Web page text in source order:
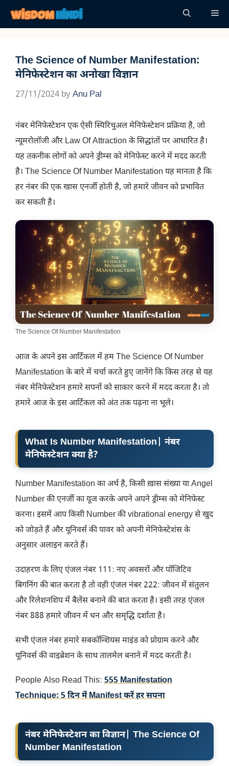
content
The Science of Number Manifestation:
मेनिफेस्टेशन का अनोखा विज्ञान
27/11/2024 byAnu Pal
नंबर मेनिफेस्टेशन एक ऐसी स्पिरिचुअल मेनिफेस्टेशन प्रक्रिया है, जो
न्यूमरोलॉजी और Law Of Attraction के सिद्धांतों पर आधारित है।
यह तकनीक लोगों को अपने ड्रीम्स को मेनिफेस्ट करने में मदद करती
है। The Science Of Number Manifestation यह मानता है कि
हर नंबर की एक खास एनर्जी होती है, जो हमारे जीवन को प्रभावित
कर सकती है।
The Science Of Number Manifestation
आज के अपने इस आर्टिकल में हम The Science Of Number
Manifestation के बारे में चर्चा करते हुए जानेंगे कि किस तरह से यह
नंबर मेनिफेस्टेशन हमारे सपनों को साकार करने में मदद करता है। तो
हमारे आज के इस आर्टिकल को अंत तक पढ़ना ना भूले।
What Is Number Manifestation| नंबर
मेनिफेस्टेशन क्या है?
Number Manifestation का अर्थ है, किसी ख़ास संख्या या Angel
Number की एनर्जी का यूज करके अपने अपने ड्रीम्स को मेनिफेस्ट
करना। इसमें आप किसी Number की vibrational energy से खुद
को जोड़ते हैं और यूनिवर्स की पावर को अपनी मेनिफेस्टेशंस के
अनुसार अलाइन करते हैं।
उदाहरण के लिए एंजल नंबर 111: नए अवसरों और पॉजिटिव
बिगनिंग की बात करता है तो वही एंजल नंबर 222: जीवन में संतुलन
और रिलेशनशिप में बैलेंस बनाने की बात करता है। इसी तरह एंजल
नंबर 888 हमारे जीवन में धन और समृद्धि दर्शाता है।
सभी एंजल नंबर हमारे सबकॉन्शियस माइंड को प्रोग्राम करने और
यूनिवर्स की वाइब्रेशन के साथ तालमेल बनाने में मदद करती है।
People Also Read This: 555 Manifestation
Technique: 5 दिन में Manifest करें हर सपना
नंबर मेनिफेस्टेशन का विज्ञान| The Science Of
Number Manifestation